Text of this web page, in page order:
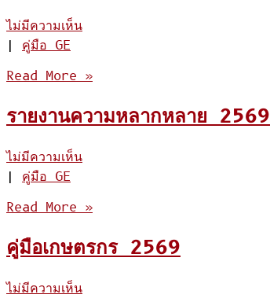
ไม่มีความเห็น
| คู่มือ GE
Read More »
รายงานความหลากหลาย 2569
ไม่มีความเห็น
| คู่มือ GE
Read More »
คู่มือเกษตรกร 2569
ไม่มีความเห็น